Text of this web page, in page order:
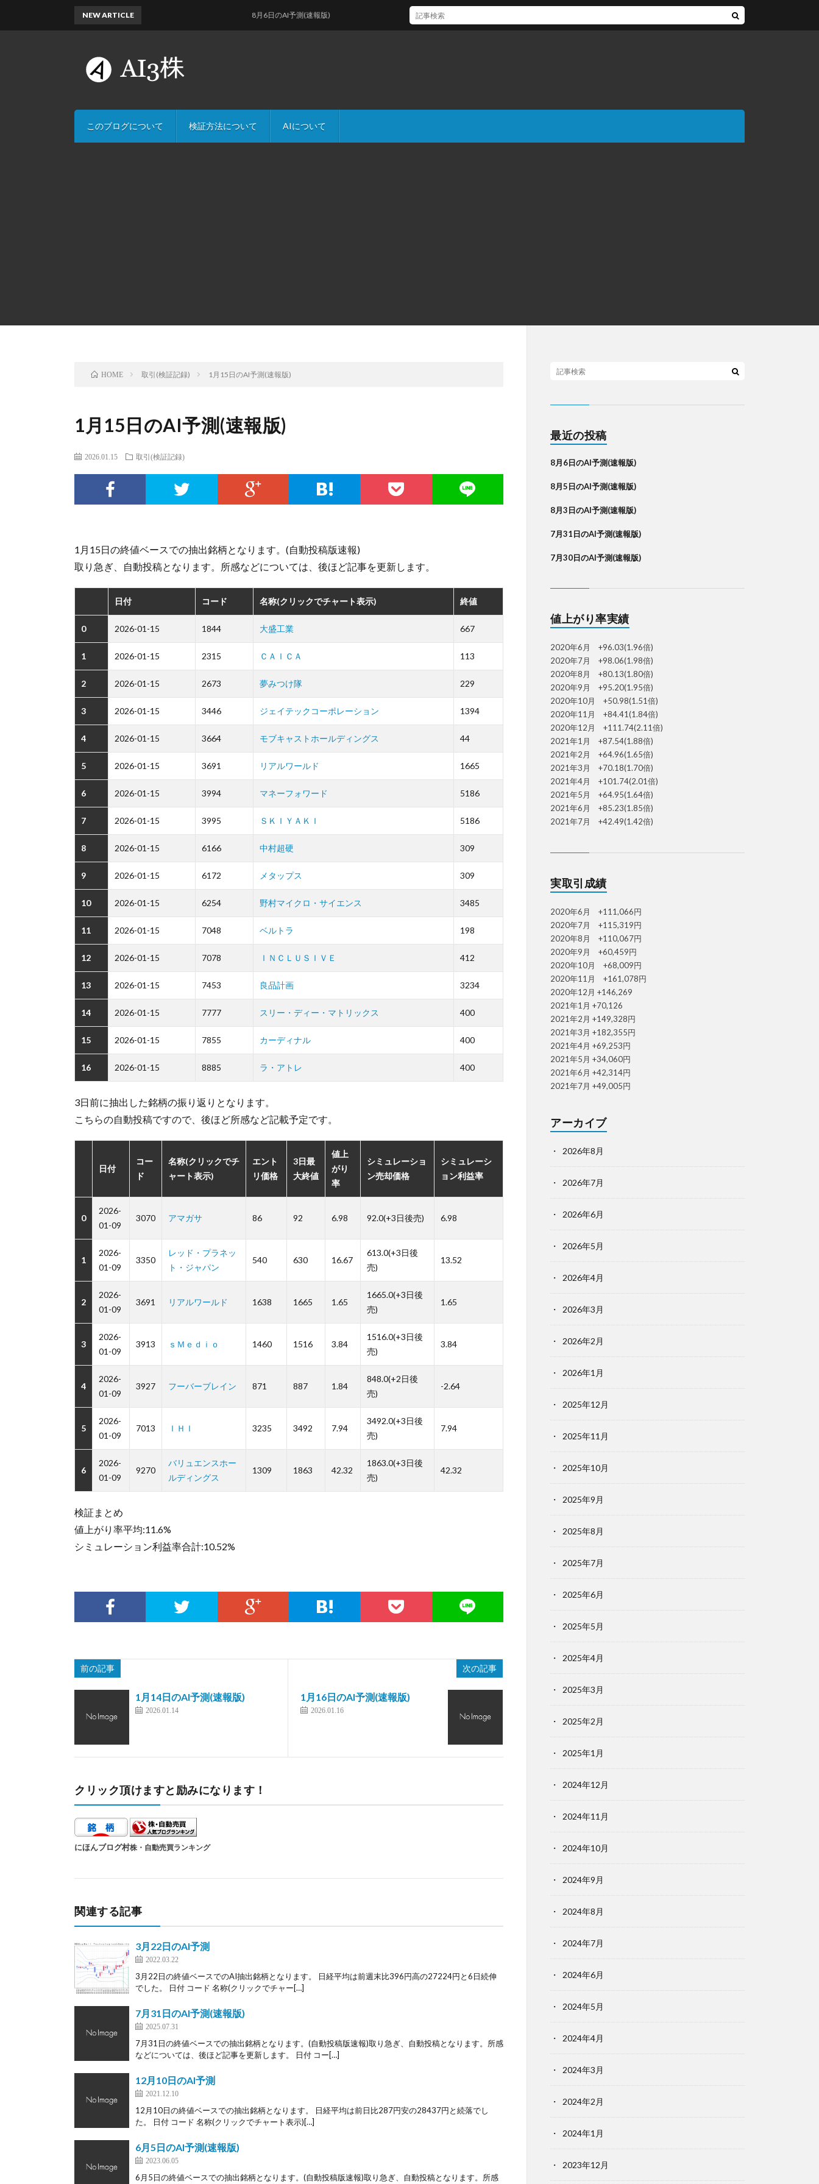
このブログについて 検証方法について AIについて
NEW ARTICLE 8月6日のAI予測(速報版)
HOME 取引(検証記録) 1月15日のAI予測(速報版)
1月15日のAI予測(速報版)
2026.01.15 取引(検証記録)
1月15日の終値ベースでの抽出銘柄となります。(自動投稿版速報)
取り急ぎ、自動投稿となります。所感などについては、後ほど記事を更新します。
日付 コード 名称(クリックでチャート表示) 終値
0 2026-01-15 1844 大盛工業 667
1 2026-01-15 2315 ＣＡＩＣＡ 113
2 2026-01-15 2673 夢みつけ隊 229
3 2026-01-15 3446 ジェイテックコーポレーション 1394
4 2026-01-15 3664 モブキャストホールディングス 44
5 2026-01-15 3691 リアルワールド 1665
6 2026-01-15 3994 マネーフォワード 5186
7 2026-01-15 3995 ＳＫＩＹＡＫＩ 5186
8 2026-01-15 6166 中村超硬 309
9 2026-01-15 6172 メタップス 309
10 2026-01-15 6254 野村マイクロ・サイエンス 3485
11 2026-01-15 7048 ベルトラ 198
12 2026-01-15 7078 ＩＮＣＬＵＳＩＶＥ 412
13 2026-01-15 7453 良品計画 3234
14 2026-01-15 7777 スリー・ディー・マトリックス 400
15 2026-01-15 7855 カーディナル 400
16 2026-01-15 8885 ラ・アトレ 400
3日前に抽出した銘柄の振り返りとなります。
こちらの自動投稿ですので、後ほど所感など記載予定です。
日付
コー
ド
名称(クリックでチ
ャート表示)
エント
リ価格
3日最
大終値
値上
がり
率
シミュレーショ
ン売却価格
シミュレーシ
ョン利益率
0
2026-
01-09
3070 アマガサ 86 92 6.98 92.0(+3日後売) 6.98
1
2026-
01-09
3350
レッド・プラネッ
ト・ジャパン
540 630 16.67
613.0(+3日後
売)
13.52
2
2026-
01-09
3691 リアルワールド 1638 1665 1.65
1665.0(+3日後
売)
1.65
3
2026-
01-09
3913 ｓＭｅｄｉｏ 1460 1516 3.84
1516.0(+3日後
売)
3.84
4
2026-
01-09
3927 フーバーブレイン 871 887 1.84
848.0(+2日後
売)
-2.64
5
2026-
01-09
7013 ＩＨＩ 3235 3492 7.94
3492.0(+3日後
売)
7.94
6
2026-
01-09
9270
バリュエンスホー
ルディングス
1309 1863 42.32
1863.0(+3日後
売)
42.32
検証まとめ
値上がり率平均:11.6%
シミュレーション利益率合計:10.52%
前の記事
1月14日のAI予測(速報版)
2026.01.14
次の記事
1月16日のAI予測(速報版)
2026.01.16
クリック頂けますと励みになります！
にほんブログ村株・自動売買ランキング
関連する記事
3月22日のAI予測
2022.03.22
3月22日の終値ベースでのAI抽出銘柄となります。 日経平均は前週末比396円高の27224円と6日続伸
でした。 日付 コード 名称(クリックでチャー[…]
7月31日のAI予測(速報版)
2025.07.31
7月31日の終値ベースでの抽出銘柄となります。(自動投稿版速報)取り急ぎ、自動投稿となります。所感
などについては、後ほど記事を更新します。 日付 コー[…]
12月10日のAI予測
2021.12.10
12月10日の終値ベースでの抽出銘柄となります。 日経平均は前日比287円安の28437円と続落でし
た。 日付 コード 名称(クリックでチャート表示)[…]
6月5日のAI予測(速報版)
2023.06.05
6月5日の終値ベースでの抽出銘柄となります。(自動投稿版速報)取り急ぎ、自動投稿となります。所感
最近の投稿
8月6日のAI予測(速報版)
8月5日のAI予測(速報版)
8月3日のAI予測(速報版)
7月31日のAI予測(速報版)
7月30日のAI予測(速報版)
値上がり率実績
2020年6月 +96.03(1.96倍)
2020年7月 +98.06(1.98倍)
2020年8月 +80.13(1.80倍)
2020年9月 +95.20(1.95倍)
2020年10月 +50.98(1.51倍)
2020年11月 +84.41(1.84倍)
2020年12月 +111.74(2.11倍)
2021年1月 +87.54(1.88倍)
2021年2月 +64.96(1.65倍)
2021年3月 +70.18(1.70倍)
2021年4月 +101.74(2.01倍)
2021年5月 +64.95(1.64倍)
2021年6月 +85.23(1.85倍)
2021年7月 +42.49(1.42倍)
実取引成績
2020年6月 +111,066円
2020年7月 +115,319円
2020年8月 +110,067円
2020年9月 +60,459円
2020年10月 +68,009円
2020年11月 +161,078円
2020年12月 +146,269
2021年1月 +70,126
2021年2月 +149,328円
2021年3月 +182,355円
2021年4月 +69,253円
2021年5月 +34,060円
2021年6月 +42,314円
2021年7月 +49,005円
アーカイブ
2026年8月
2026年7月
2026年6月
2026年5月
2026年4月
2026年3月
2026年2月
2026年1月
2025年12月
2025年11月
2025年10月
2025年9月
2025年8月
2025年7月
2025年6月
2025年5月
2025年4月
2025年3月
2025年2月
2025年1月
2024年12月
2024年11月
2024年10月
2024年9月
2024年8月
2024年7月
2024年6月
2024年5月
2024年4月
2024年3月
2024年2月
2024年1月
2023年12月